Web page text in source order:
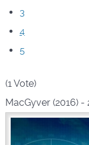
3
4
5
(1 Vote)
MacGyver (2016)-